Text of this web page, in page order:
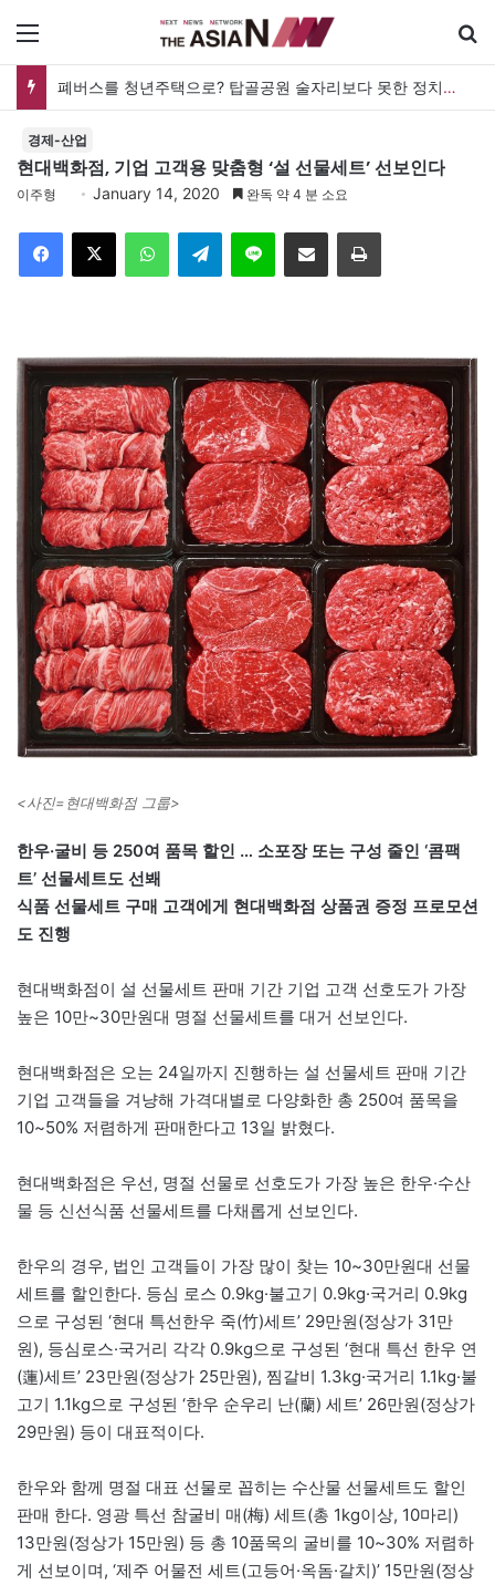
폐버스를 청년주택으로? 탑골공원 술자리보다 못한 정치의 상상력
경제-산업
현대백화점, 기업 고객용 맞춤형 ‘설 선물세트’ 선보인다
이주형 January 14, 2020 완독 약 4 분 소요
Telegram 이메일
<사진=현대백화점 그룹>
한우·굴비 등 250여 품목 할인 … 소포장 또는 구성 줄인 ‘콤팩
트’ 선물세트도 선봬
식품 선물세트 구매 고객에게 현대백화점 상품권 증정 프로모션
도 진행
현대백화점이 설 선물세트 판매 기간 기업 고객 선호도가 가장
높은 10만~30만원대 명절 선물세트를 대거 선보인다.
현대백화점은 오는 24일까지 진행하는 설 선물세트 판매 기간
기업 고객들을 겨냥해 가격대별로 다양화한 총 250여 품목을
10~50% 저렴하게 판매한다고 13일 밝혔다.
현대백화점은 우선, 명절 선물로 선호도가 가장 높은 한우·수산
물 등 신선식품 선물세트를 다채롭게 선보인다.
한우의 경우, 법인 고객들이 가장 많이 찾는 10~30만원대 선물
세트를 할인한다. 등심 로스 0.9kg·불고기 0.9kg·국거리 0.9kg
으로 구성된 ‘현대 특선한우 죽(竹)세트’ 29만원(정상가 31만
원), 등심로스·국거리 각각 0.9kg으로 구성된 ‘현대 특선 한우 연
(蓮)세트’ 23만원(정상가 25만원), 찜갈비 1.3kg·국거리 1.1kg·불
고기 1.1kg으로 구성된 ‘한우 순우리 난(蘭) 세트’ 26만원(정상가
29만원) 등이 대표적이다.
한우와 함께 명절 대표 선물로 꼽히는 수산물 선물세트도 할인
판매 한다. 영광 특선 참굴비 매(梅) 세트(총 1kg이상, 10마리)
13만원(정상가 15만원) 등 총 10품목의 굴비를 10~30% 저렴하
게 선보이며, ‘제주 어물전 세트(고등어·옥돔·갈치)’ 15만원(정상